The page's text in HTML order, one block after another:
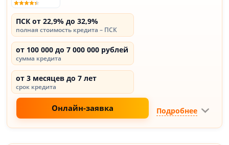
ПСК от 22,9% до 32,9%
полная стоимость кредита – ПСК
от 100 000 до 7 000 000 рублей
сумма кредита
от 3 месяцев до 7 лет
срок кредита
Онлайн-заявка Подробнее